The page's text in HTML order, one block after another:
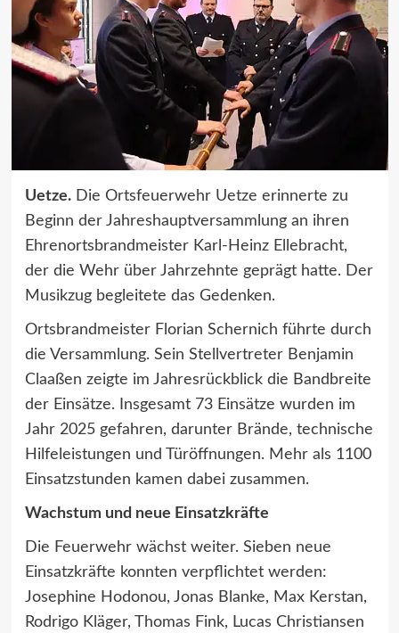
Uetze.Die Ortsfeuerwehr Uetze erinnerte zu
Beginn der Jahreshauptversammlung an ihren
Ehrenortsbrandmeister Karl-Heinz Ellebracht,
der die Wehr über Jahrzehnte geprägt hatte. Der
Musikzug begleitete das Gedenken.
Ortsbrandmeister Florian Schernich führte durch
die Versammlung. Sein Stellvertreter Benjamin
Claaßen zeigte im Jahresrückblick die Bandbreite
der Einsätze. Insgesamt 73 Einsätze wurden im
Jahr 2025 gefahren, darunter Brände, technische
Hilfeleistungen und Türöffnungen. Mehr als 1100
Einsatzstunden kamen dabei zusammen.
Wachstum und neue Einsatzkräfte
Die Feuerwehr wächst weiter. Sieben neue
Einsatzkräfte konnten verpflichtet werden:
Josephine Hodonou, Jonas Blanke, Max Kerstan,
Rodrigo Kläger, Thomas Fink, Lucas Christiansen